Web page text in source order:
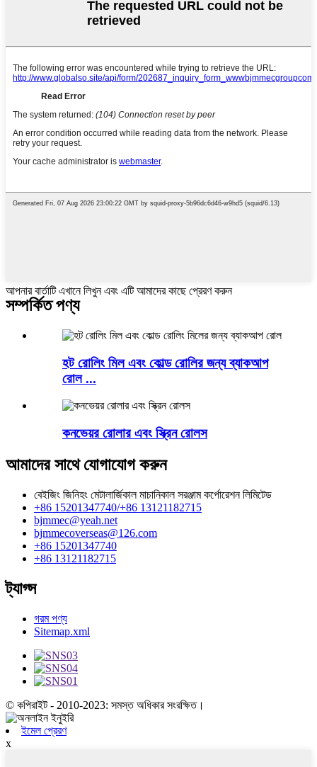
আপনার বার্তাটি এখানে লিখুন এবং এটি আমাদের কাছে প্রেরণ করুন
সম্পর্কিত পণ্য
হট রোলিং মিল এবং কোল্ড রোলির জন্য ব্যাকআপ
রোল ...
কনভেয়র রোলার এবং স্ক্রিন রোলস
আমাদের সাথে যোগাযোগ করুন
বেইজিং জিনিহং মেটালার্জিকাল মাচানিকাল সরঞ্জাম কর্পোরেশন লিমিটেড
+86 15201347740/+86 13121182715
bjmmec@yeah.net
bjmmecoverseas@126.com
+86 15201347740
+86 13121182715
ট্যাগ্স
গরম পণ্য
Sitemap.xml
© কপিরাইট - 2010-2023: সমস্ত অধিকার সংরক্ষিত।
ইমেল প্রেরণ
x